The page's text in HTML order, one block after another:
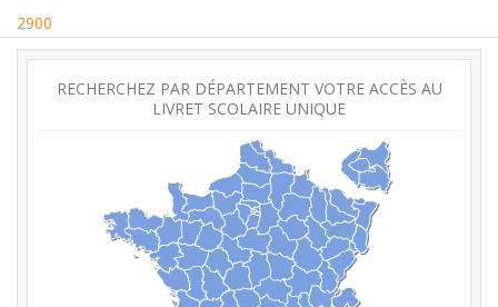
2900
RECHERCHEZ PAR DÉPARTEMENT VOTRE ACCÈS AU
LIVRET SCOLAIRE UNIQUE